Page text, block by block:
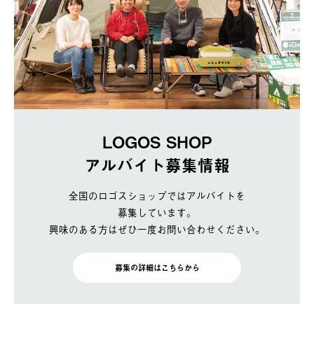
LOGOS SHOP
アルバイト募集情報
全国のロゴスショップではアルバイトを
募集しています。
興味のある方はぜひ一度お問い合わせください。
募集の詳細はこちらから